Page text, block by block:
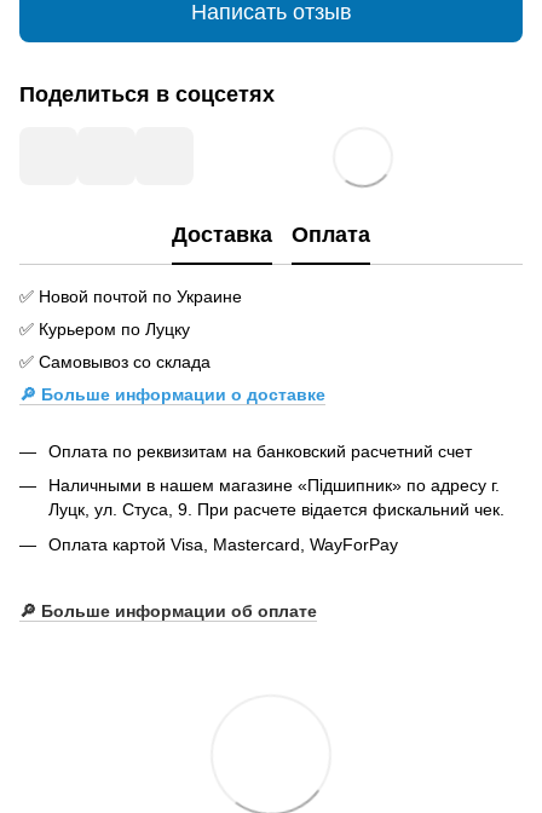
Написать отзыв
Поделиться в соцсетях
Доставка Оплата
✅ Новой почтой по Украине
✅ Курьером по Луцку
✅ Самовывоз со склада
🔎 Больше информации о доставке
Оплата по реквизитам на банковский расчетний счет
Наличными в нашем магазине «Підшипник» по адресу г.
Луцк, ул. Стуса, 9. При расчете відается фискальний чек.
Оплата картой Visa, Mastercard, WayForPay
🔎 Больше информации об оплате